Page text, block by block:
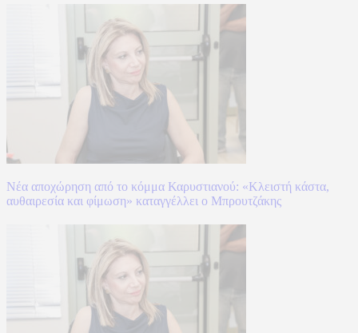
Νέα αποχώρηση από το κόμμα Καρυστιανού: «Κλειστή κάστα,
αυθαιρεσία και φίμωση» καταγγέλλει ο Μπρουτζάκης